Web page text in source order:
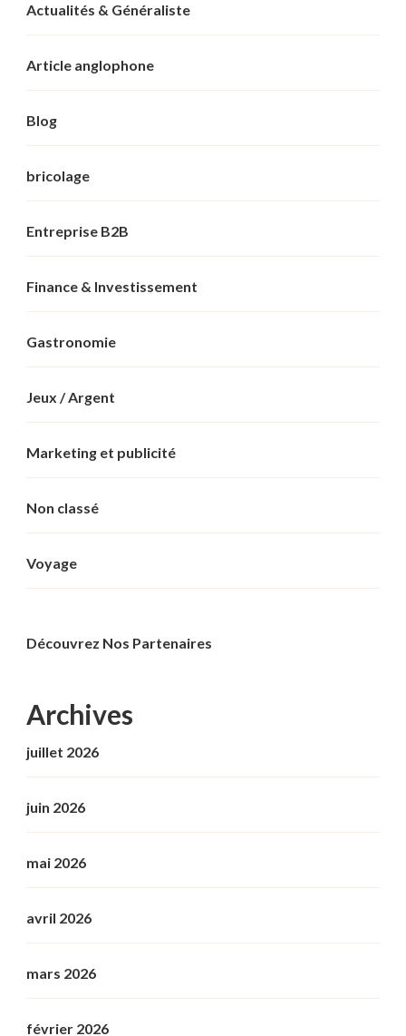
Actualités & Généraliste
Article anglophone
Blog
bricolage
Entreprise B2B
Finance & Investissement
Gastronomie
Jeux / Argent
Marketing et publicité
Non classé
Voyage
Découvrez Nos Partenaires
Archives
juillet 2026
juin 2026
mai 2026
avril 2026
mars 2026
février 2026